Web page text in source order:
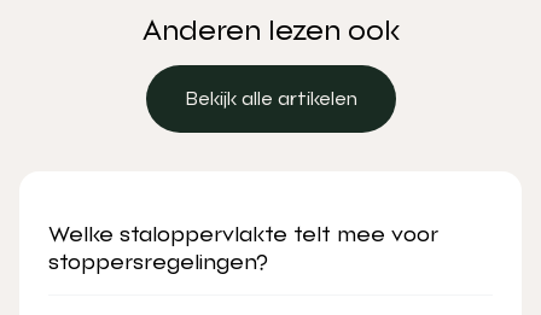
Anderen lezen ook
Bekijk alle artikelen
Welke staloppervlakte telt mee voor
stoppersregelingen?